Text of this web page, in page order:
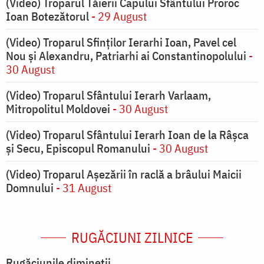
Ioan Botezătorul- 29 August
(Video) Troparul Sfinților Ierarhi Ioan, Pavel cel
Nou și Alexandru, Patriarhi ai Constantinopolului -
30 August
(Video) Troparul Sfântului Ierarh Varlaam,
Mitropolitul Moldovei - 30 August
(Video) Troparul Sfântului Ierarh Ioan de la Râșca
și Secu, Episcopul Romanului - 30 August
(Video) Troparul Așezării în raclă a brâului Maicii
Domnului - 31 August
RUGĂCIUNI ZILNICE